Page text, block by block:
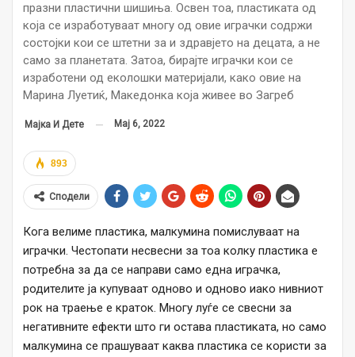
празни пластични шишиња. Освен тоа, пластиката од
која се изработуваат многу од овие играчки содржи
состојки кои се штетни за и здравјето на децата, а не
само за планетата. Затоа, бирајте играчки кои се
изработени од еколошки материјали, како овие на
Марина Луетиќ, Македонка која живее во Загреб
Мајка И Дете Мај 6, 2022
893
Сподели
Кога велиме пластика, малкумина помислуваат на
играчки. Честопати несвесни за тоа колку пластика е
потребна за да се направи само една играчка,
родителите ја купуваат одново и одново иако нивниот
рок на траење е краток. Многу луѓе се свесни за
негативните ефекти што ги остава пластиката, но само
малкумина се прашуваат каква пластика се користи за